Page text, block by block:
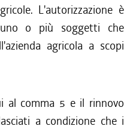
L'autorizzazione è
o più soggetti che
agricola a scopi
al comma 5 e il rinnovo
a condizione che i